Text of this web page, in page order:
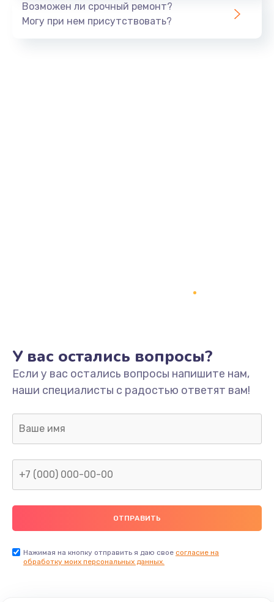
820 руб.
Ремонт кнопки
550 руб.
Заказать
370 руб.
Заказать
Замена датчиков
580 руб.
Заказать
Комплексная чистка
Возможен ли срочный ремонт?
Могу при нем присутствовать?
У вас остались вопросы?
Если у вас остались вопросы напишите нам,
наши специалисты с радостью ответят вам!
Нажимая на кнопку отправить я даю свое согласие на
обработку моих персональных данных.